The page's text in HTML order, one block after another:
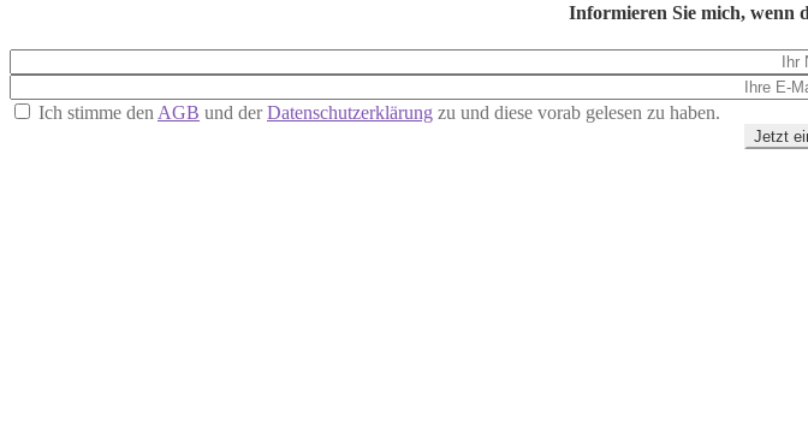
Informieren Sie mich, wenn
Ich stimme den AGB und derDatenschutzerklärung zu und diese vorab gelesen zu haben.
Jetzt